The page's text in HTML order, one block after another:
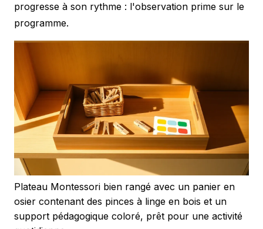
progresse à son rythme : l'observation prime sur le
programme.
Plateau Montessori bien rangé avec un panier en
osier contenant des pinces à linge en bois et un
support pédagogique coloré, prêt pour une activité